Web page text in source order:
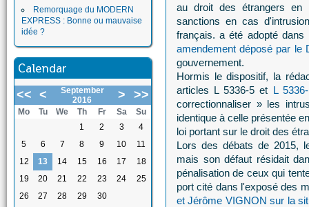
Remorquage du MODERN
EXPRESS : Bonne ou mauvaise
idée ?
Calendar
<< <
September
2016
> >>
Mo Tu We Th Fr Sa
Su
1
2 3
4
5
6 7 8 9 10
11
12
13 14 15 16 17
18
19
20 21 22 23 24
25
26
27 28 29 30
au droit des étrangers en
sanctions en cas
français. a été adopté
amendement déposé par le
gouvernement.
Hormis le dispositif, la
articles L 5336-5 et L
correctionnaliser » les
identique à celle présentée
loi portant sur le droit des
Lors des débats de 2015,
mais son défaut résidait
pénalisation de ceux qui
port cité dans l'exposé des
et Jérôme VIGNON sur la